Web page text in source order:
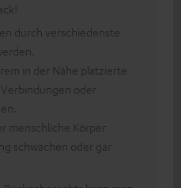
durch verschiedenste
in der Nähe platzierte
oder
menschliche Körper
schwächen oder gar